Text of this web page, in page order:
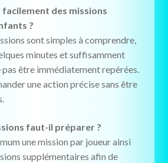
des missions
?
sont simples à comprendre,
minutes et suffisamment
être immédiatement repérées.
une action précise sans être
faut-il préparer ?
une mission par joueur ainsi
supplémentaires afin de